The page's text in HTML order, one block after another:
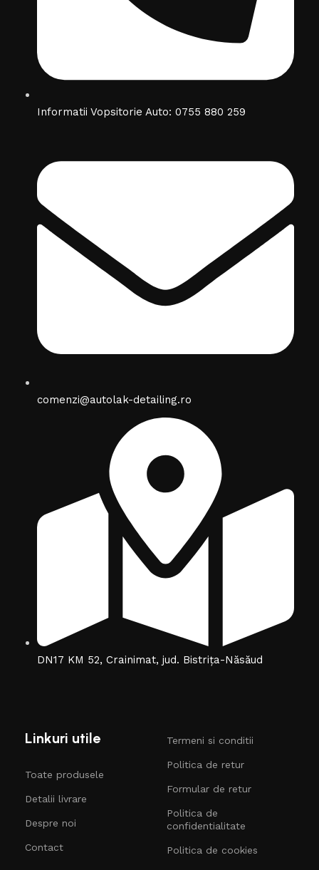
Informatii Vopsitorie Auto: 0755 880 259
comenzi@autolak-detailing.ro
DN17 KM 52, Crainimat, jud. Bistrița-Năsăud
Linkuri utile
Toate produsele
Detalii livrare
Despre noi
Contact
Termeni si conditii
Politica de retur
Formular de retur
Politica de
confidentialitate
Politica de cookies